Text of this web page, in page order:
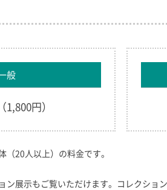
般
1,800円）
20人以上）の料金です。
展示もご覧いただけます。コレクショ